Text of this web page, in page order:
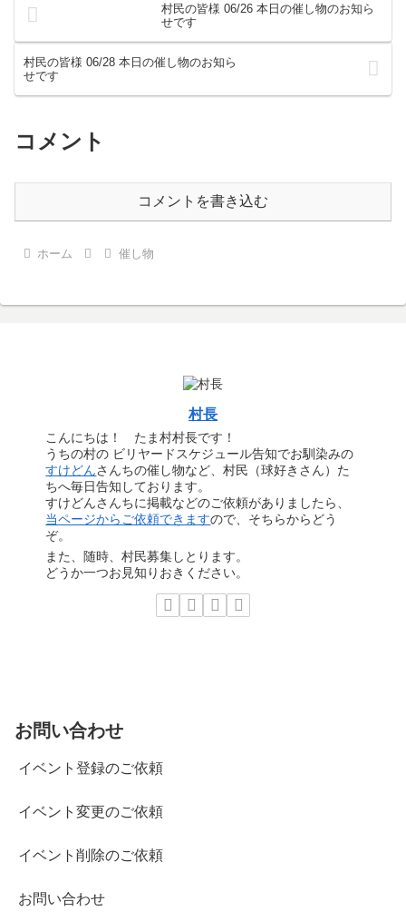
村民の皆様 06/26 本日の催し物のお知ら
せです
村民の皆様 06/28 本日の催し物のお知ら
せです
コメント
コメントを書き込む
ホーム 催し物
村長
こんにちは！ たま村村長です！
うちの村の ビリヤードスケジュール告知でお馴染みの
すけどんさんちの催し物など、村民（球好きさん）た
ちへ毎日告知しております。
すけどんさんちに掲載などのご依頼がありましたら、
当ページからご依頼できますので、そちらからどう
ぞ。
また、随時、村民募集しとります。
どうか一つお見知りおきください。
お問い合わせ
イベント登録のご依頼
イベント変更のご依頼
イベント削除のご依頼
お問い合わせ